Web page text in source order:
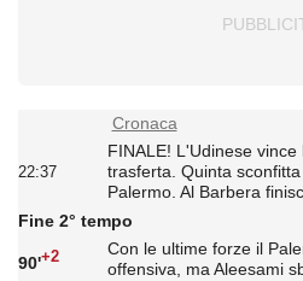
Cronaca
22:37
FINALE! L'Udinese
trasferta. Quinta
Palermo. Al Barbera
Fine 2° tempo
90'+2
Con le ultime forze il
offensiva, ma Aleesami